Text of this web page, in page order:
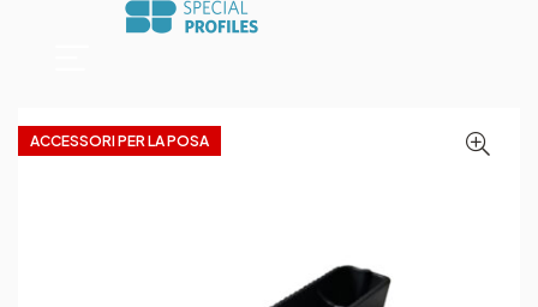
ACCESSORI PER LA POSA